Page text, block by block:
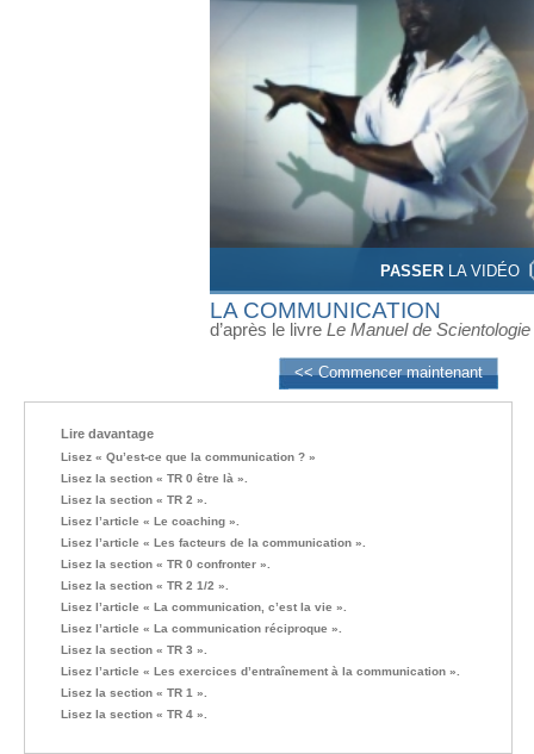
PASSER LA VIDÉO
LA COMMUNICATION
d’après le livre Le Manuel de Scientologie
<< Commencer maintenant
Lire davantage
Lisez « Qu’est-ce que la communication ? »
Lisez la section « TR 0 être là ».
Lisez la section « TR 2 ».
Lisez l’article « Le coaching ».
Lisez l’article « Les facteurs de la communication ».
Lisez la section « TR 0 confronter ».
Lisez la section « TR 2 1/2 ».
Lisez l’article « La communication, c’est la vie ».
Lisez l’article « La communication réciproque ».
Lisez la section « TR 3 ».
Lisez l’article « Les exercices d’entraînement à la communication ».
Lisez la section « TR 1 ».
Lisez la section « TR 4 ».